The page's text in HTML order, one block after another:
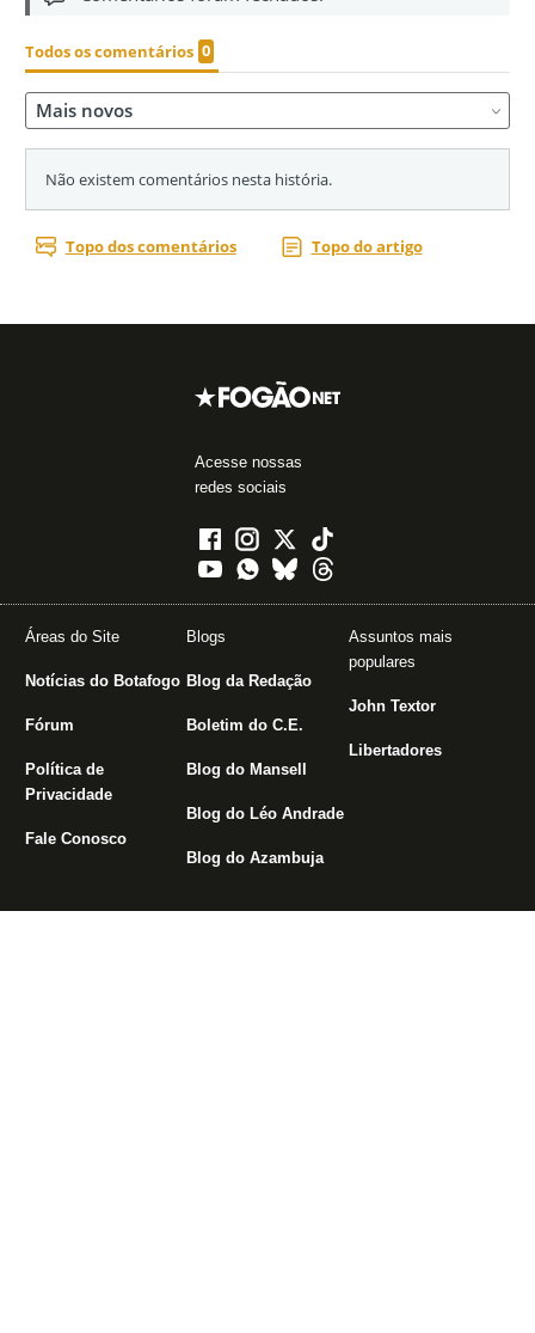
Acesse nossas
redes sociais
Áreas do Site
Notícias do Botafogo
Fórum
Política de
Privacidade
Fale Conosco
Blogs
Blog da Redação
Boletim do C.E.
Blog do Mansell
Blog do Léo Andrade
Blog do Azambuja
Assuntos mais
populares
John Textor
Libertadores